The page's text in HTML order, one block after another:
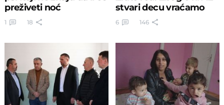
preživeti noć
1 18
stvari decu vraćamo
kući
6 146